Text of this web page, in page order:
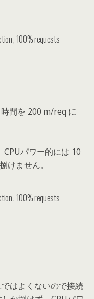
, 100% requests
間を 200 m/req に
CPUパワー的には 10
けません。
, 100% requests
はよくないので接続